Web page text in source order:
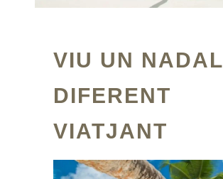
VIU UN NADAL
DIFERENT
VIATJANT